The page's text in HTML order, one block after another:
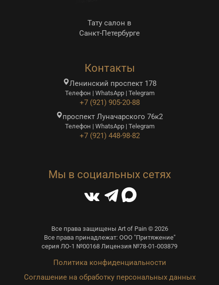
Тату салон в
Санкт-Петербурге
Контакты
Ленинский проспект 178
Телефон | WhatsApp | Telegram
+7 (921) 905-20-88
проспект Луначарского 76к2
Телефон | WhatsApp | Telegram
+7 (921) 448-98-82
Мы в социальных сетях
Все права защищены Art of Pain © 2026
Все права принадлежат: ООО "Притяжение"
серия ЛО-1 №00168 Лицензия №78-01-003879
Политика конфиденциальности
Соглашение на обработку персональных данных